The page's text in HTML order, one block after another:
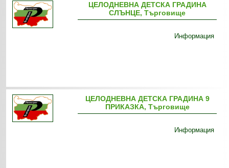
ЦЕЛОДНЕВНА ДЕТСКА ГРАДИНА
СЛЪНЦЕ, Търговище
Информация
ЦЕЛОДНЕВНА ДЕТСКА ГРАДИНА 9
ПРИКАЗКА, Търговище
Информация